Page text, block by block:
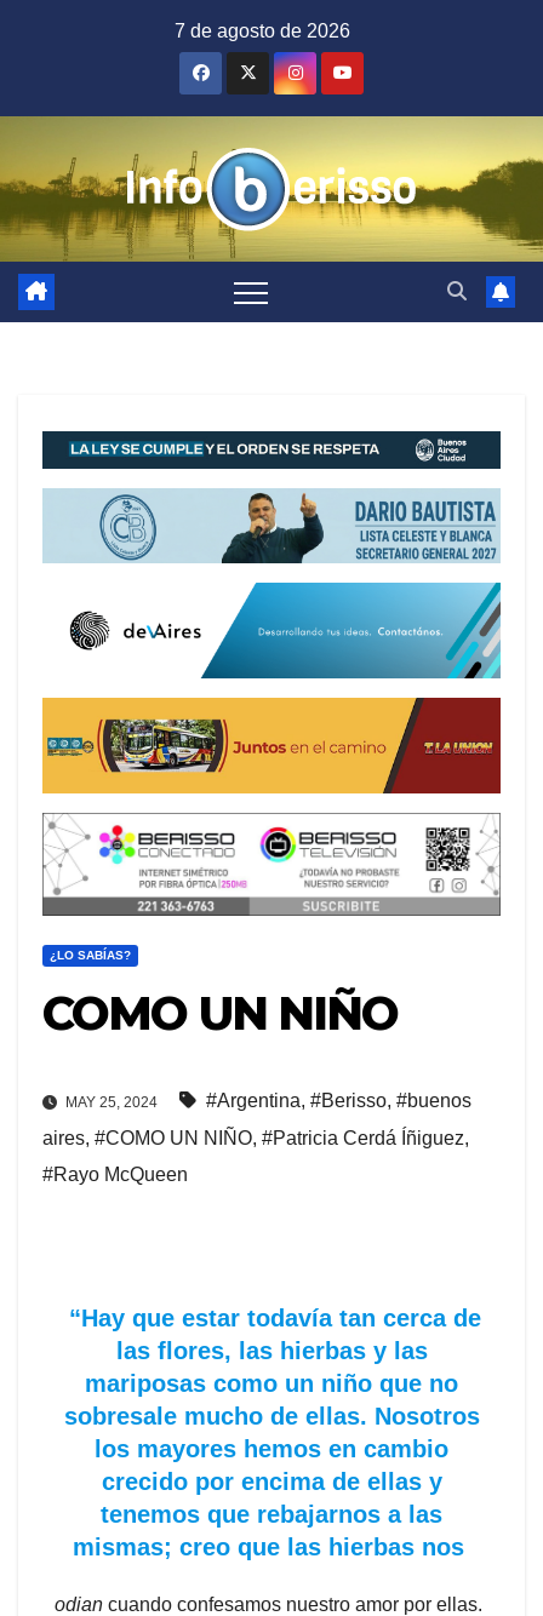
7 de agosto de 2026
¿LO SABÍAS?
COMO UN NIÑO
MAY 25, 2024 #Argentina, #Berisso, #buenos
aires, #COMO UN NIÑO, #Patricia Cerdá Íñiguez,
#Rayo McQueen
“Hay que estar todavía tan cerca de
las flores, las hierbas y las
mariposas como un niño que no
sobresale mucho de ellas. Nosotros
los mayores hemos en cambio
crecido por encima de ellas y
tenemos que rebajarnos a las
mismas; creo que las hierbas nos
odian cuando confesamos nuestro amor por ellas.